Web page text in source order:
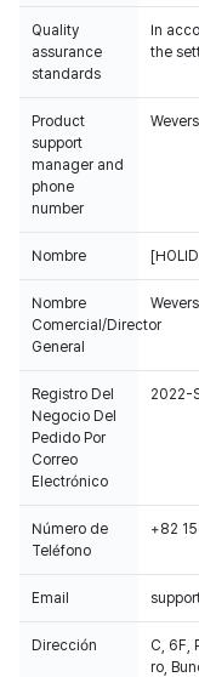
Quality
assurance
standards
In
the
Product
support
manager and
phone
number
Nombre
Nombre
Comercial/Director
General
Registro Del
Negocio Del
Pedido Por
Correo
Electrónico
2022-
Número de
Teléfono
+82
Email
Dirección
C, 6F,
ro,